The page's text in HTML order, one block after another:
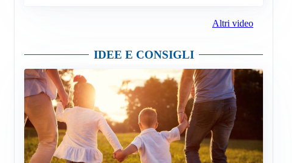
Altri video
IDEE E CONSIGLI